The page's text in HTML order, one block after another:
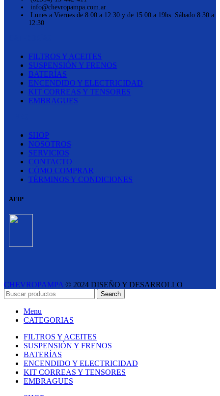
info@chevropampa.com.ar
Lunes a Viernes de 8:00 a 12:30 y de 15:00 a 19hs. Sábado 8:30 a
12:30
FILTROS Y ACEITES
SUSPENSIÓN Y FRENOS
BATERÍAS
ENCENDIDO Y ELECTRICIDAD
KIT CORREAS Y TENSORES
EMBRAGUES
SHOP
NOSOTROS
SERVICIOS
CONTACTO
CÓMO COMPRAR
TÉRMINOS Y CONDICIONES
AFIP
CHEVROPAMPA © 2024 DISEÑO Y DESARROLLO
ESTUDIO LIPINA
- E-COMMERCE SOLUTIONS
Search
Menu
CATEGORIAS
FILTROS Y ACEITES
SUSPENSIÓN Y FRENOS
BATERÍAS
ENCENDIDO Y ELECTRICIDAD
KIT CORREAS Y TENSORES
EMBRAGUES